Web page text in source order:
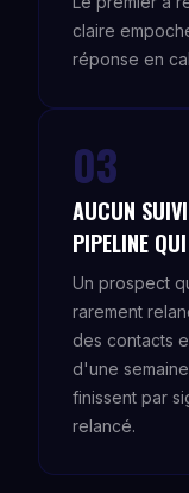
claire
réponse en
03
AUCUN
PIPELINE
Un prospect
rarement
des contacts
d'une
finissent par
relancé.